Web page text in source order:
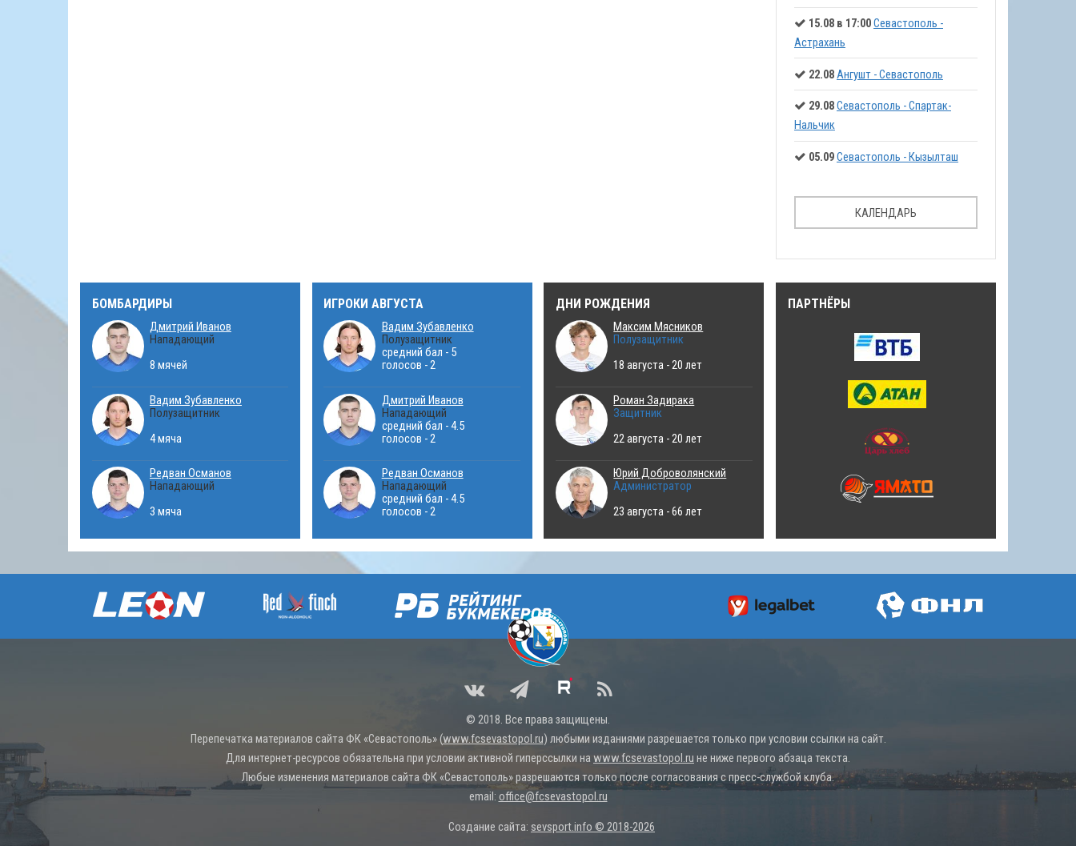
15.08 в 17:00Севастополь -
Астрахань
22.08Ангушт - Севастополь
29.08Севастополь - Спартак-
Нальчик
05.09Севастополь - Кызылташ
КАЛЕНДАРЬ
БОМБАРДИРЫ
Дмитрий Иванов
Нападающий
8 мячей
Вадим Зубавленко
Полузащитник
4 мяча
Редван Османов
Нападающий
3 мяча
ИГРОКИ АВГУСТА
Вадим Зубавленко
Полузащитник
средний бал - 5
голосов - 2
Дмитрий Иванов
Нападающий
средний бал - 4.5
голосов - 2
Редван Османов
Нападающий
средний бал - 4.5
голосов - 2
ДНИ РОЖДЕНИЯ
Максим Мясников
Полузащитник
18 августа - 20 лет
Роман Задирака
Защитник
22 августа - 20 лет
Юрий Доброволянский
Администратор
23 августа - 66 лет
ПАРТНЁРЫ
© 2018. Все права защищены.
Перепечатка материалов сайта ФК «Севастополь» (www.fcsevastopol.ru) любыми изданиями разрешается только при условии ссылки на сайт.
Для интернет-ресурсов обязательна при условии активной гиперссылки на www.fcsevastopol.ru не ниже первого абзаца текста.
Любые изменения материалов сайта ФК «Севастополь» разрешаются только после согласования с пресс-службой клуба.
email: office@fcsevastopol.ru
Создание сайта: sevsport.info © 2018-2026